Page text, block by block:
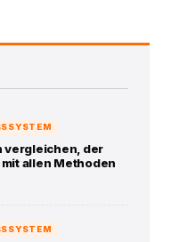
vergleichen, der
allen Methoden